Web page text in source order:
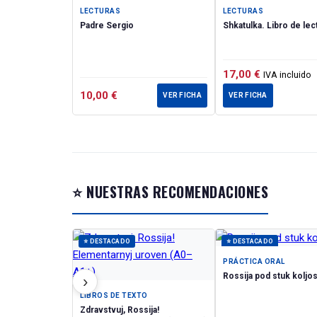
Stories about
The books of
levels of
and
included too.
foreign
LECTURAS
Padre Sergio
10,00 € VER FICHA
LECTURAS
Shkatulka. Libro de
17,00 € IVA incluido
VER FICHA
⭐ NUESTRAS RECOMENDACIONES
⭐ DESTACADO
LIBROS DE TEXTO
Zdravstvuj, Rossija!
⭐ DESTACADO
PRÁCTICA ORAL
Rossija pod stuk koljos
›